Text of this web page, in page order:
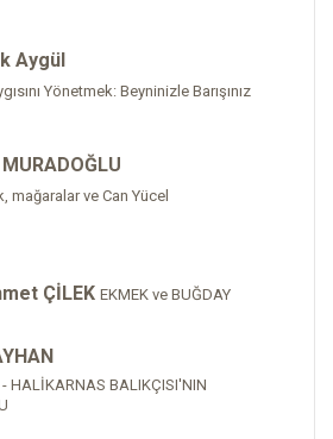
Aygül
Yönetmek: Beyninizle Barışınız
mağaralar ve Can Yücel
ÇİLEK EKMEK ve BUĞDAY
HALİKARNAS BALIKÇISI'NIN